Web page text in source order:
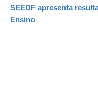
SEEDF apresenta
Ensino